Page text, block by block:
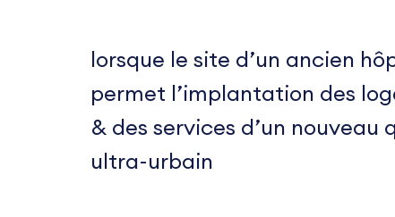
lorsque le site d’un ancien
permet l’implantation des
& des services d’un nouveau
ultra-urbain